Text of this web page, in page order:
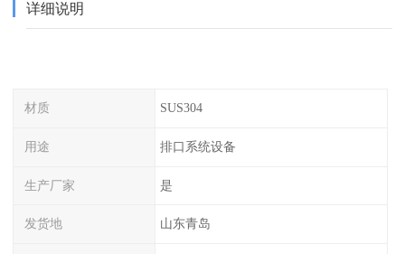
详细说明
材质 SUS304
用途 排口系统设备
生产厂家 是
发货地 山东青岛